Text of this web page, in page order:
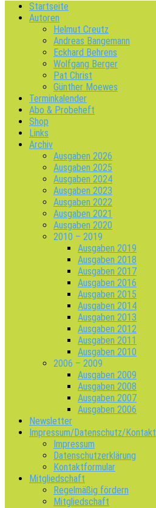
Startseite
Autoren
Helmut Creutz
Andreas Bangemann
Eckhard Behrens
Wolfgang Berger
Pat Christ
Günther Moewes
Terminkalender
Abo & Probeheft
Shop
Links
Archiv
Ausgaben 2026
Ausgaben 2025
Ausgaben 2024
Ausgaben 2023
Ausgaben 2022
Ausgaben 2021
Ausgaben 2020
2010 – 2019
Ausgaben 2019
Ausgaben 2018
Ausgaben 2017
Ausgaben 2016
Ausgaben 2015
Ausgaben 2014
Ausgaben 2013
Ausgaben 2012
Ausgaben 2011
Ausgaben 2010
2006 – 2009
Ausgaben 2009
Ausgaben 2008
Ausgaben 2007
Ausgaben 2006
Newsletter
Impressum/Datenschutz/Kontakt
Impressum
Datenschutzerklärung
Kontaktformular
Mitgliedschaft
Regelmäßig fördern
Mitgliedschaft